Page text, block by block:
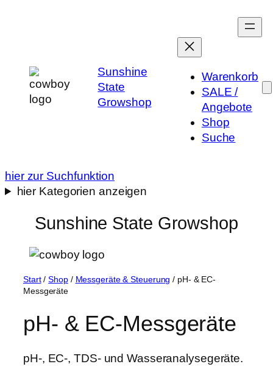
Sunshine
State
Growshop
Warenkorb
SALE /
Angebote
Shop
Suche
hier zur Suchfunktion
hier Kategorien anzeigen
Sunshine State Growshop
Start/Shop/ Messgeräte & Steuerung / pH- & EC-
Messgeräte
pH- & EC-Messgeräte
pH-, EC-, TDS- und Wasseranalysegeräte.